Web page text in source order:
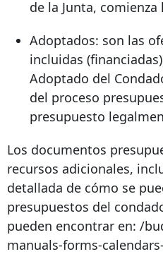
de la Junta,
Adoptados: son las
incluidas
Adoptado del
del proceso
presupuesto
Los documentos
recursos adicionales,
detallada de cómo se
presupuestos del
pueden encontrar en: /
manuals-forms-